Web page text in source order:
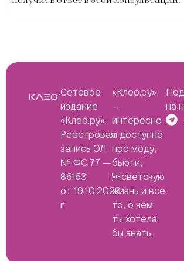
Сетевое
издание
«Клео.ру»
Реестровая
запись ЭЛ
№ ФС 77 —
86153
от 19.10.2023
г.
«Клео.ру»
—
интересно
и доступно
про моду,
бьюти,
светскую
жизнь и все
то, о чем
ты хотела
бы знать.
на